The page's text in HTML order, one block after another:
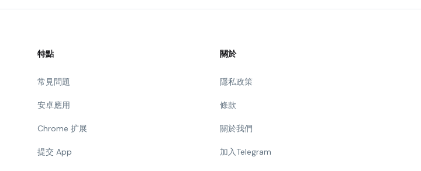
特點
常見問題
安卓應用
Chrome 扩展
提交 App
關於
隱私政策
條款
關於我們
加入Telegram